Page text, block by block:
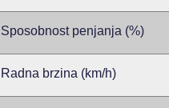
Sposobnost penjanja (%)
Radna brzina (km/h)